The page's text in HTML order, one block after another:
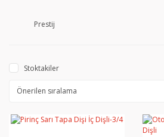
Prestij
Stoktakiler